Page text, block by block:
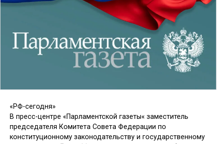
«РФ-сегодня»
В пресс-центре «Парламентской газеты« заместитель
председателя Комитета Совета Федерации по
конституционному законодательству и государственному